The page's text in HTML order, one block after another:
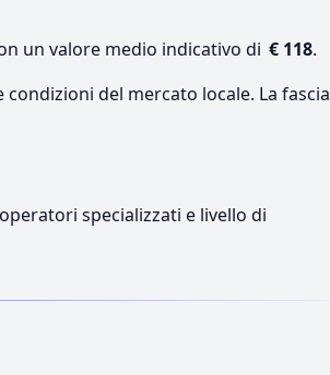
un valore medio indicativo di € 118.
del mercato locale. La fascia
specializzati e livello di